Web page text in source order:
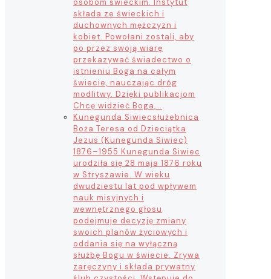
składa ze świeckich i
duchownych mężczyzn i
kobiet. Powołani zostali, aby
po przez swoją wiarę
przekazywać świadectwo o
istnieniu Boga na całym
świecie, nauczając dróg
modlitwy. Dzięki publikacjom
Chcę widzieć Boga,…
Kunegunda Siwiecsłużebnica
Boża Teresa od Dzieciątka
Jezus (Kunegunda Siwiec)
1876–1955 Kunegunda Siwiec
urodziła się 28 maja 1876 roku
w Stryszawie. W wieku
dwudziestu lat pod wpływem
nauk misyjnych i
wewnętrznego głosu
podejmuje decyzję zmiany
swoich planów życiowych i
oddania się na wyłączną
służbę Bogu w świecie. Zrywa
zaręczyny i składa prywatny